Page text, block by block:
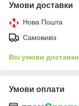
Умови доставки
Нова Пошта
Самовивіз
Всі умови доставки
Умови оплати